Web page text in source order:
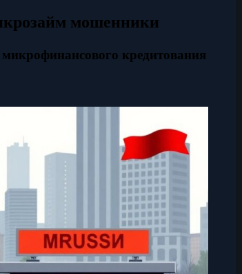
мошенники
кредитования